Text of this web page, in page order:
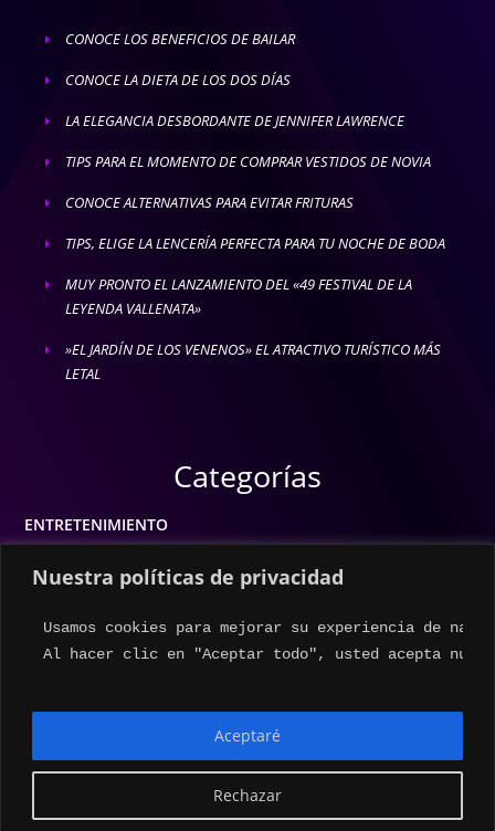
Nuestra políticas de privacidad
Usamos cookies para mejorar su experiencia de
Al hacer clic en "Aceptar todo", usted acepta
Rechazar
Aceptaré
E CONOCE LOS BENEFICIOS DE BAILAR
E CONOCE LA DIETA DE LOS DOS DÍAS
E LA ELEGANCIA DESBORDANTE DE JENNIFER LAWRENCE
E TIPS PARA EL MOMENTO DE COMPRAR VESTIDOS DE NOVIA
E CONOCE ALTERNATIVAS PARA EVITAR FRITURAS
E TIPS, ELIGE LA LENCERÍA PERFECTA PARA TU NOCHE DE BODA
E
MUY PRONTO EL LANZAMIENTO DEL «49 FESTIVAL DE LA
LEYENDA VALLENATA»
E
»EL JARDÍN DE LOS VENENOS» EL ATRACTIVO TURÍSTICO MÁS
LETAL
Categorías
ENTRETENIMIENTO
ESTILO DE VIDA